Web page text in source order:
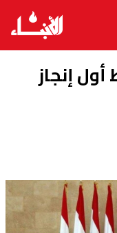
18 شباط أول إنجاز